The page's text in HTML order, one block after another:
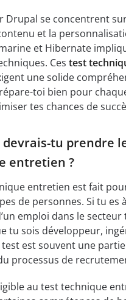
Drupal se concentrent
et la
et Hibernate
Ces test
une solide
toi bien pour
tes chances de
devrais-tu prendre
entretien ?
entretien est fait
de personnes. Si tu es
emploi dans le secteur
tu sois développeur,
test est souvent une partie
processus de
au test technique